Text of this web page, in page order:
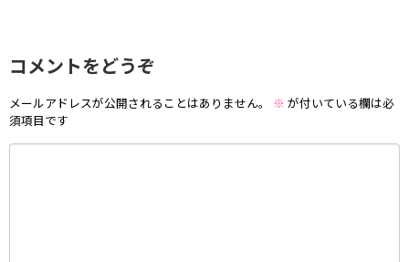
コメントをどうぞ
メールアドレスが公開されることはありません。 ※ が付いている欄は必
須項目です